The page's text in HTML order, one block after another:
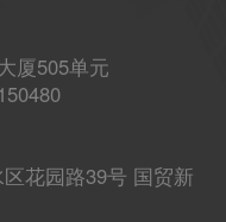
厦505单元
花园路39号 国贸新